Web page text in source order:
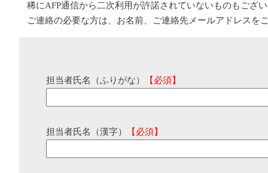
稀にAFP通信から二次利用が許諾されていないものもござ
ご連絡の必要な方は、お名前、ご連絡先メールアドレスを
担当者氏名（ふりがな） 【必須】
担当者氏名（漢字） 【必須】